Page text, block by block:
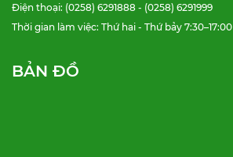
Điện thoại: (0258) 6291888 - (0258) 6291999
Thời gian làm việc: Thứ hai - Thứ bảy 7:30–17:00
BẢN ĐỒ